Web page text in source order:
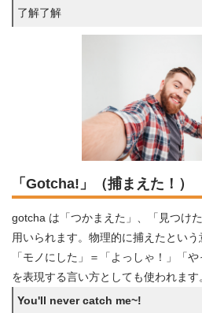
了解了解
「Gotcha!」（捕まえた！）
gotcha は「つかまえた」、「見つけ
用いられます。物理的に捕えたという
「モノにした」＝「よっしゃ！」「
を表現する言い方としても使われます
You'll never catch me~!